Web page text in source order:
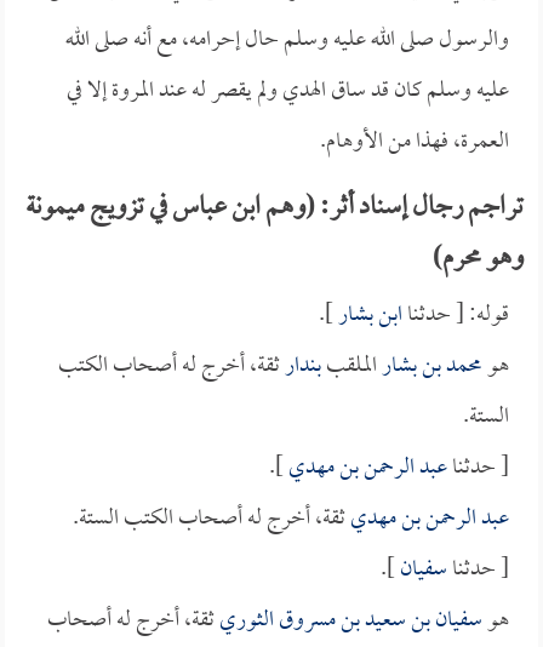
والرسول صلى الله عليه وسلم حال إحرامه، مع أنه صلى الله
عليه وسلم كان قد ساق الهدي ولم يقصر له عند المروة إلا في
العمرة، فهذا من الأوهام.
تراجم رجال إسناد أثر: (وهم ابن عباس في تزويج ميمونة
وهو محرم)
قوله: [ حدثناابن بشار].
هومحمد بن بشارالملقببندارثقة، أخرج له أصحاب الكتب
الستة.
[ حدثناعبد الرحمن بن مهدي].
عبد الرحمن بن مهديثقة، أخرج له أصحاب الكتب الستة.
[ حدثناسفيان].
هوسفيان بن سعيد بن مسروق الثوريثقة، أخرج له أصحاب